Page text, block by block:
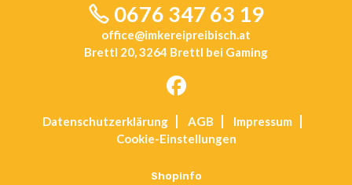
0676 347 63 19
office@imkereipreibisch.at
Brettl 20, 3264 Brettl bei Gaming
a
tab
Datenschutz­erklärung AGB
Impressum
Cookie-Einstellungen
Shopinfo